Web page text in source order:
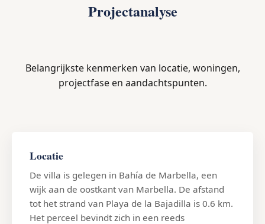
Projectanalyse
Belangrijkste kenmerken van locatie, woningen,
projectfase en aandachtspunten.
Locatie
De villa is gelegen in Bahía de Marbella, een
wijk aan de oostkant van Marbella. De afstand
tot het strand van Playa de la Bajadilla is 0.6 km.
Het perceel bevindt zich in een reeds